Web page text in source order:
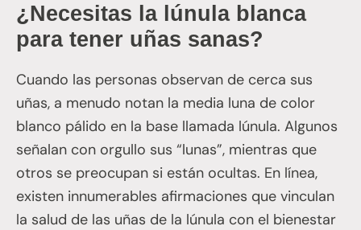
¿Necesitas la lúnula blanca
para tener uñas sanas?
Cuando las personas observan de cerca sus
uñas, a menudo notan la media luna de color
blanco pálido en la base llamada lúnula. Algunos
señalan con orgullo sus “lunas”, mientras que
otros se preocupan si están ocultas. En línea,
existen innumerables afirmaciones que vinculan
la salud de las uñas de la lúnula con el bienestar